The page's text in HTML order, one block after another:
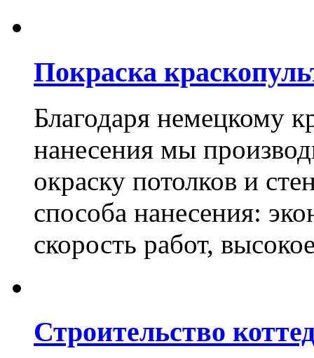
Покраска
Благодаря немецкому
нанесения мы
окраску потолков и
способа нанесения:
скорость работ,
Строительство